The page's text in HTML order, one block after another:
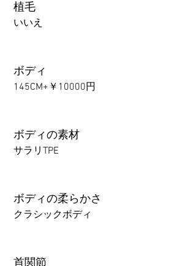
植毛
いいえ
ボディ
145CM+￥10000円
ボディの素材
サラリTPE
ボディの柔らかさ
クラシックボディ
首関節